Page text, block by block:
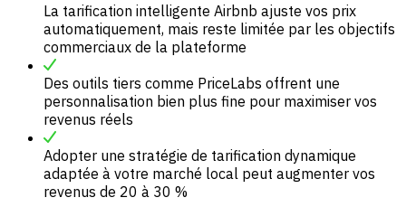
La tarification intelligente Airbnb ajuste vos prix
automatiquement, mais reste limitée par les objectifs
commerciaux de la plateforme
Des outils tiers comme PriceLabs offrent une
personnalisation bien plus fine pour maximiser vos
revenus réels
Adopter une stratégie de tarification dynamique
adaptée à votre marché local peut augmenter vos
revenus de 20 à 30 %